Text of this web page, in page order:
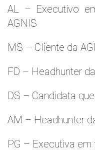
AL – Executivo
AGNIS
MS – Cliente da
FD – Headhunter
DS – Candidata
AM – Headhunter
PG – Executiva